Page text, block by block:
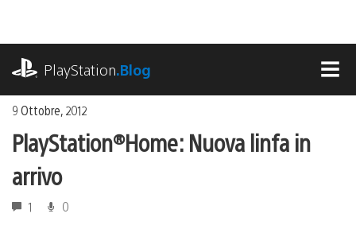
contenuto
PlayStation.Blog
9 Ottobre, 2012
PlayStation®Home: Nuova linfa in
arrivo
1 0